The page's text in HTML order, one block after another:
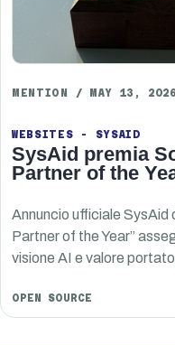
MENTION / MAY 13, 2026
WEBSITES - SYSAID
SysAid premia
Partner of the
Annuncio ufficiale SysAid
Partner of the Year”
visione AI e valore
OPEN SOURCE